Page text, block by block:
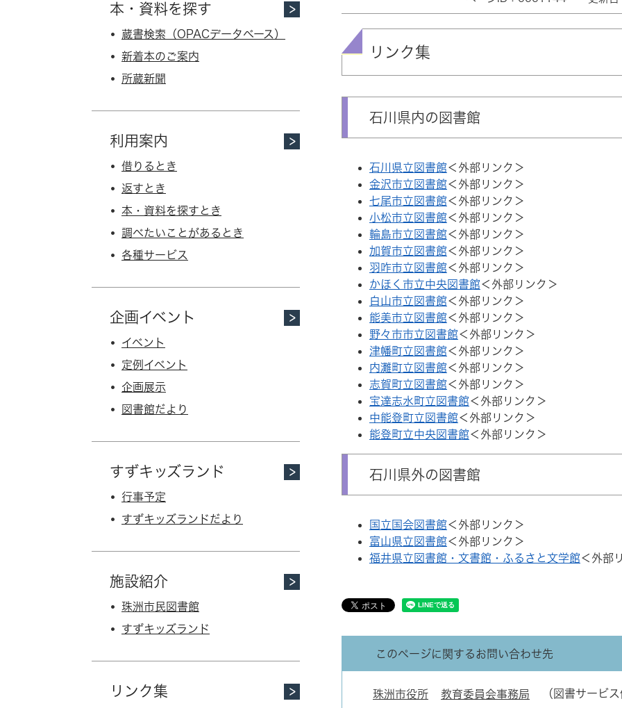
リンク集
石川県内の図書館
石川県立図書館＜外部リンク＞
金沢市立図書館＜外部リンク＞
七尾市立図書館＜外部リンク＞
小松市立図書館＜外部リンク＞
輪島市立図書館＜外部リンク＞
加賀市立図書館＜外部リンク＞
羽咋市立図書館＜外部リンク＞
かほく市立中央図書館＜外部リンク＞
白山市立図書館＜外部リンク＞
能美市立図書館＜外部リンク＞
野々市市立図書館＜外部リンク＞
津幡町立図書館＜外部リンク＞
内灘町立図書館＜外部リンク＞
志賀町立図書館＜外部リンク＞
宝達志水町立図書館＜外部リンク＞
中能登町立図書館＜外部リンク＞
能登町立中央図書館＜外部リンク＞
石川県外の図書館
国立国会図書館＜外部リンク＞
富山県立図書館＜外部リンク＞
福井県立図書館・文書館・ふるさと文学館＜外部
このページに関するお問い合わせ先
珠洲市役所 教育委員会事務局 図書サービ
本・資料を探す
蔵書検索（OPACデータベース）
新着本のご案内
所蔵新聞
利用案内
借りるとき
返すとき
本・資料を探すとき
調べたいことがあるとき
各種サービス
企画イベント
イベント
定例イベント
企画展示
図書館だより
すずキッズランド
行事予定
すずキッズランドだより
施設紹介
珠洲市民図書館
すずキッズランド
リンク集